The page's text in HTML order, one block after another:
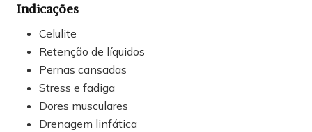
Indicações
Celulite
Retenção de líquidos
Pernas cansadas
Stress e fadiga
Dores musculares
Drenagem linfática